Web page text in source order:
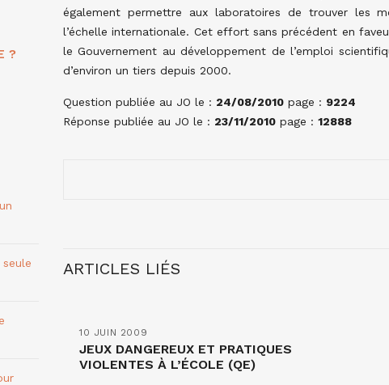
également permettre aux laboratoires de trouver les
l’échelle internationale. Cet effort sans précédent en
le Gouvernement au développement de l’emploi
d’environ un tiers depuis 2000.
Question publiée au JO le : 24/08/2010 page : 9224
Réponse publiée au JO le : 23/11/2010 page : 12888
ARTICLES LIÉS
10 JUIN 2009
JEUX DANGEREUX ET PRATIQUES
VIOLENTES À L’ÉCOLE (QE)
?